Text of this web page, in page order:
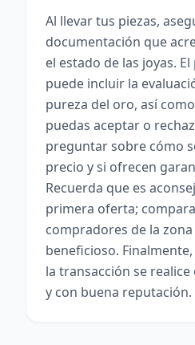
Al llevar tus piezas,
documentación que
el estado de las joyas.
puede incluir la
pureza del oro, así
puedas aceptar o
preguntar sobre cómo
precio y si ofrecen
Recuerda que es
primera oferta;
compradores de la
beneficioso.
la transacción se
y con buena reputación.